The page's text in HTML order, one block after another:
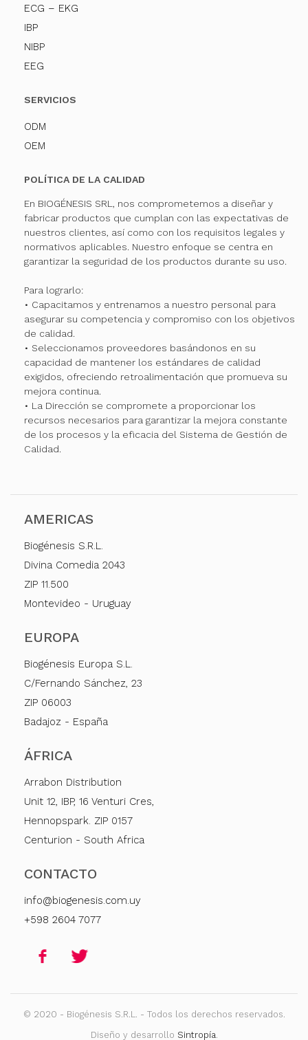
ECG – EKG
IBP
NIBP
EEG
SERVICIOS
ODM
OEM
POLÍTICA DE LA CALIDAD
En BIOGÉNESIS SRL, nos comprometemos a diseñar y
fabricar productos que cumplan con las expectativas de
nuestros clientes, así como con los requisitos legales y
normativos aplicables. Nuestro enfoque se centra en
garantizar la seguridad de los productos durante su uso.
Para lograrlo:
• Capacitamos y entrenamos a nuestro personal para
asegurar su competencia y compromiso con los objetivos
de calidad.
• Seleccionamos proveedores basándonos en su
capacidad de mantener los estándares de calidad
exigidos, ofreciendo retroalimentación que promueva su
mejora continua.
• La Dirección se compromete a proporcionar los
recursos necesarios para garantizar la mejora constante
de los procesos y la eficacia del Sistema de Gestión de
Calidad.
AMERICAS
Biogénesis S.R.L.
Divina Comedia 2043
ZIP 11.500
Montevideo - Uruguay
EUROPA
Biogénesis Europa S.L.
C/Fernando Sánchez, 23
ZIP 06003
Badajoz - España
ÁFRICA
Arrabon Distribution
Unit 12, IBP, 16 Venturi Cres,
Hennopspark. ZIP 0157
Centurion - South Africa
CONTACTO
info@biogenesis.com.uy
+598 2604 7077
© 2020 - Biogénesis S.R.L. - Todos los derechos reservados.
Diseño y desarrollo Sintropía